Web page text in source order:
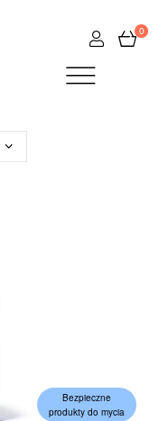
0
Bezpieczne
produkty do mycia